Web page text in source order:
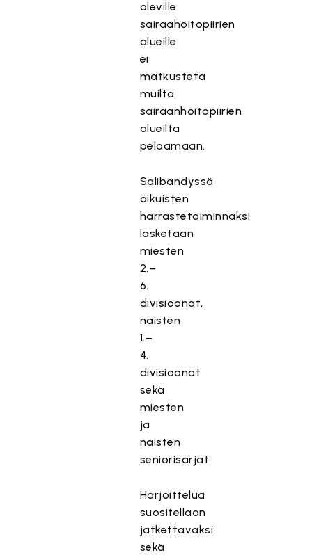
oleville
sairaahoitopiirien
alueille
ei
matkusteta
muilta
sairaanhoitopiirien
alueilta
pelaamaan.
Salibandyssä
aikuisten
harrastetoiminnaksi
lasketaan
miesten
2.–
6.
divisioonat,
naisten
1.–
4.
divisioonat
sekä
miesten
ja
naisten
seniorisarjat.
Harjoittelua
suositellaan
jatkettavaksi
sekä